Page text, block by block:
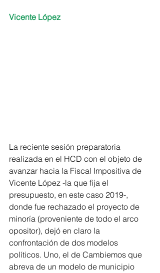
Vicente López
La reciente sesión preparatoria
realizada en el HCD con el objeto de
avanzar hacia la Fiscal Impositiva de
Vicente López -la que fija el
presupuesto, en este caso 2019-,
donde fue rechazado el proyecto de
minoría (proveniente de todo el arco
opositor), dejó en claro la
confrontación de dos modelos
políticos. Uno, el de Cambiemos que
abreva de un modelo de municipio